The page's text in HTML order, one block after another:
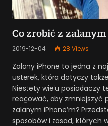
Co zrobić z
2019-12-04 28 Views
Zalany iPhone to jedna z
usterek, która dotyczy
Niestety wielu posiadaczy
reagować, aby zmniejszyć
zalanym iPhone’m?
sposobów i zasad, których